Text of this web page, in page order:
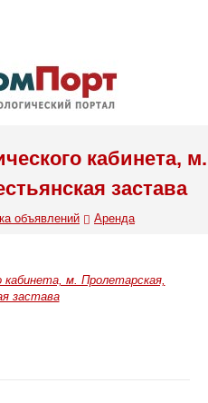
кабинета, м.
застава
объявлений Аренда